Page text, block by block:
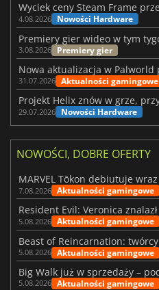
4.08.2026 Nowości Hardware
3.08.2026 Premiery gier
31.07.2026 Aktualności gamingowe
29.07.2026 Nowości Hardware
NOWOŚCI, DOBRE OFERTY
7.08.2026 Aktualności gamingowe
5.08.2026 Aktualności gamingowe
5.08.2026 Aktualności gamingowe
5.08.2026 Aktualności gamingowe